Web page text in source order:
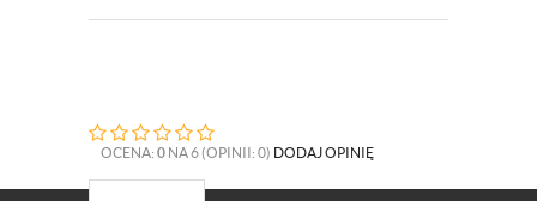
OCENA: 0 NA 6 (OPINII: 0) DODAJ OPINIĘ